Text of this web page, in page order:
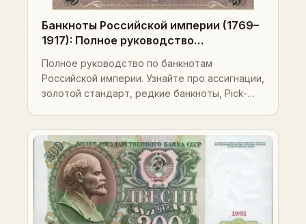
Банкноты Российской империи (1769–
1917): Полное руководство
номера и инвестиционные стратегии
Полное руководство по банкнотам
Российской империи. Узнайте про ассигнации,
золотой стандарт, редкие банкноты, Pick-